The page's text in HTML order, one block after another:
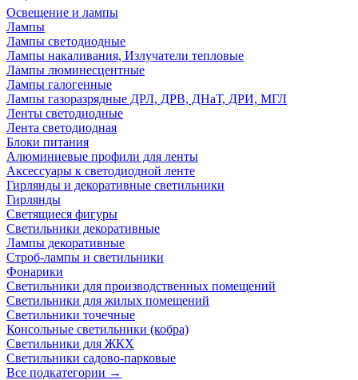
Освещение и лампы
Лампы
Лампы светодиодные
Лампы накаливания, Излучатели тепловые
Лампы люминесцентные
Лампы галогенные
Лампы газоразрядные ДРЛ, ДРВ, ДНаТ, ДРИ, МГЛ
Ленты светодиодные
Лента светодиодная
Блоки питания
Алюминиевые профили для ленты
Аксессуары к светодиодной ленте
Гирлянды и декоративные светильники
Гирлянды
Светящиеся фигуры
Светильники декоративные
Лампы декоративные
Строб-лампы и светильники
Фонарики
Светильники для производственных помещений
Светильники для жилых помещений
Светильники точечные
Консольные светильники (кобра)
Светильники для ЖКХ
Светильники садово-парковые
Все подкатегории →